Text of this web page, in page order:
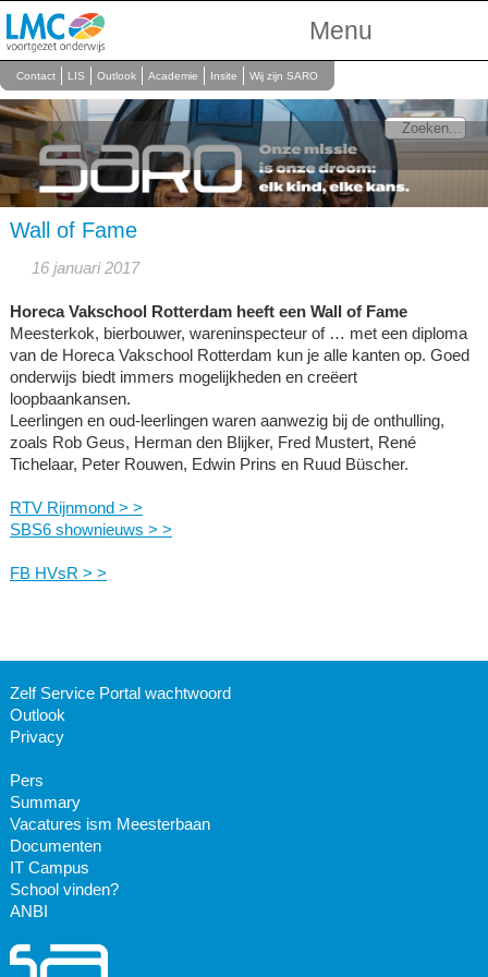
Menu
Over Ons
Scholen
Onderwijs
Personeel
Contact LIS Outlook Academie Insite Wij zijn SARO
Wall of Fame
16 januari 2017
Horeca Vakschool Rotterdam heeft een Wall of Fame
Meesterkok, bierbouwer, wareninspecteur of … met een diploma
van de Horeca Vakschool Rotterdam kun je alle kanten op. Goed
onderwijs biedt immers mogelijkheden en creëert
loopbaankansen.
Leerlingen en oud-leerlingen waren aanwezig bij de onthulling,
zoals Rob Geus, Herman den Blijker, Fred Mustert, René
Tichelaar, Peter Rouwen, Edwin Prins en Ruud Büscher.
RTV Rijnmond > >
SBS6 shownieuws > >
FB HVsR > >
Zelf Service Portal wachtwoord
Outlook
Privacy
Pers
Summary
Vacatures ism Meesterbaan
Documenten
IT Campus
School vinden?
ANBI